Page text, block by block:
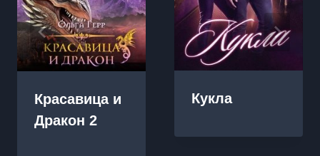
Красавица и
Дракон 2
Кукла